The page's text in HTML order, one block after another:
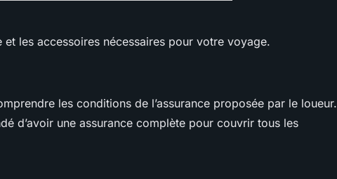
et les accessoires nécessaires pour votre voyage.
les conditions de l’assurance proposée par le loueur.
d’avoir une assurance complète pour couvrir tous les